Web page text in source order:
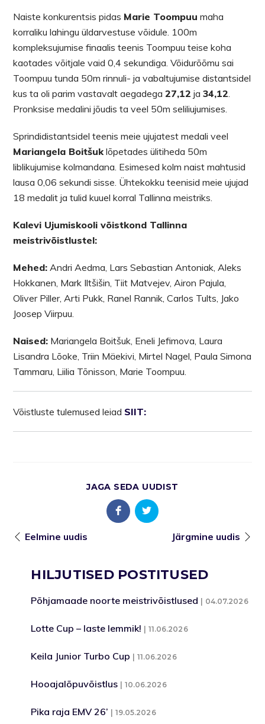
Naiste konkurentsis pidas Marie Toompuu maha
korraliku lahingu üldarvestuse võidule. 100m
kompleksujumise finaalis teenis Toompuu teise koha
kaotades võitjale vaid 0,4 sekundiga. Võidurõõmu sai
Toompuu tunda 50m rinnuli- ja vabaltujumise distantsidel
kus ta oli parim vastavalt aegadega27,12 ja34,12.
Pronksise medalini jõudis ta veel 50m seliliujumises.
Sprindidistantsidel teenis meie ujujatest medali veel
Mariangela Boitšuklõpetades ülitiheda 50m
liblikujumise kolmandana. Esimesed kolm naist mahtusid
lausa 0,06 sekundi sisse. Ühtekokku teenisid meie ujujad
18 medalit ja tulid kuuel korral Tallinna meistriks.
Kalevi Ujumiskooli võistkond Tallinna
meistrivõistlustel:
Mehed: Andri Aedma, Lars Sebastian Antoniak, Aleks
Hokkanen, Mark Iltšišin, Tiit Matvejev, Airon Pajula,
Oliver Piller, Arti Pukk, Ranel Rannik, Carlos Tults, Jako
Joosep Viirpuu.
Naised: Mariangela Boitšuk, Eneli Jefimova, Laura
Lisandra Lõoke, Triin Mäekivi, Mirtel Nagel, Paula Simona
Tammaru, Liilia Tõnisson, Marie Toompuu.
Võistluste tulemused leiad SIIT:
JAGA SEDA UUDIST
Eelmine uudis Järgmine uudis
HILJUTISED POSTITUSED
Põhjamaade noorte meistrivõistlused 04.07.2026
Lotte Cup – laste lemmik! 11.06.2026
Keila Junior Turbo Cup 11.06.2026
Hooajalõpuvõistlus 10.06.2026
Pika raja EMV 26’ 19.05.2026